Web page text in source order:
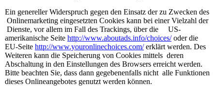
Ein genereller Widerspruch gegen den Einsatz der zu Zwecken des
Onlinemarketing eingesetzten Cookies kann bei einer Vielzahl der
Dienste, vor allem im Fall des Trackings, über die US-
amerikanische Seite http://www.aboutads.info/choices/oder die
EU-Seite http://www.youronlinechoices.com/erklärt werden. Des
Weiteren kann die Speicherung von Cookies mittels deren
Abschaltung in den Einstellungen des Browsers erreicht werden.
Bitte beachten Sie, dass dann gegebenenfalls nicht alle Funktionen
dieses Onlineangebotes genutzt werden können.